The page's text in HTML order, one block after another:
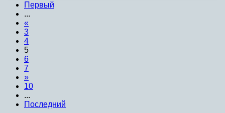
Первый
...
«
3
4
5
6
7
»
10
...
Последний